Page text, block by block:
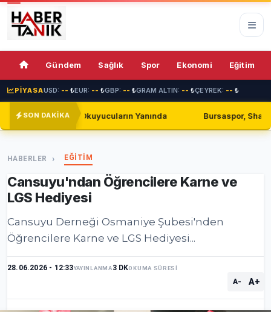
Gündem Sağlık Spor Ekonomi Eğitim
PİYASAUSD: -- ₺EUR: -- ₺GBP: -- ₺GRAM ALTIN: -- ₺ÇEYREK: -- ₺
SON DAKİKA
Yanında Bursaspor, Shakhtar Donetsk ile
76%
HABERLER EĞİTİM
Cansuyu'ndan Öğrencilere Karne ve
LGS Hediyesi
Cansuyu Derneği Osmaniye Şubesi'nden
Öğrencilere Karne ve LGS Hediyesi...
28.06.2026 - 12:33YAYINLANMA3 DKOKUMA SÜRESİ
A- A+